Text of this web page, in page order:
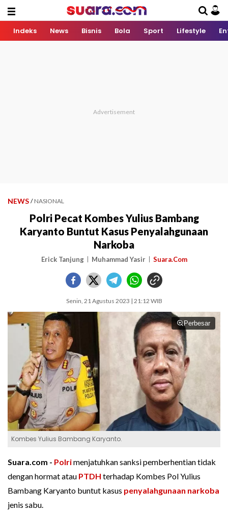
Indeks News Bisnis Bola Sport Lifestyle
NEWS / NASIONAL
Polri Pecat Kombes Yulius Bambang
Karyanto Buntut Kasus Penyalahgunaan
Narkoba
Erick Tanjung Muhammad Yasir Suara.Com
Senin, 21 Agustus 2023 | 21:12 WIB
Perbesar
Kombes Yulius Bambang Karyanto.
Suara.com - Polrimenjatuhkan sanksi pemberhentian tidak
dengan hormat atau PTDH terhadap Kombes Pol Yulius
Bambang Karyanto buntut kasus penyalahgunaan narkoba
jenis sabu.